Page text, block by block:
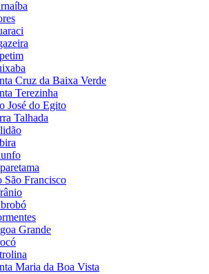
Cruz da Baixa Verde
Terezinha
José do Egito
Talhada
São Francisco
Grande
Maria da Boa Vista